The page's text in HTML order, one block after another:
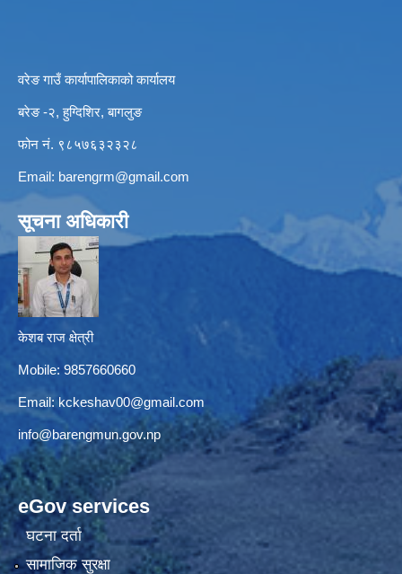
वरेङ गाउँ कार्यापालिकाको कार्यालय
बरेङ -२, हुग्दिशिर, बागलुङ
फोन नं. ९८५७६३२३२८
Email: barengrm@gmail.com
सूचना अधिकारी
केशब राज क्षेत्री
Mobile: 9857660660
Email: kckeshav00@gmail.com
info@barengmun.gov.np
eGov services
घटना दर्ता
सामाजिक सुरक्षा